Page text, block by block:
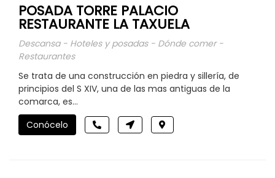
POSADA TORRE PALACIO
RESTAURANTE LA TAXUELA
Descansa - Hoteles y posadas - Dónde comer -
Restaurantes
Se trata de una construcción en piedra y sillería, de
principios del S XIV, una de las mas antiguas de la
comarca, es...
Conócelo